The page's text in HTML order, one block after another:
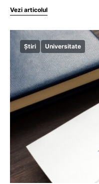
Vezi articolul
Știri Universitate